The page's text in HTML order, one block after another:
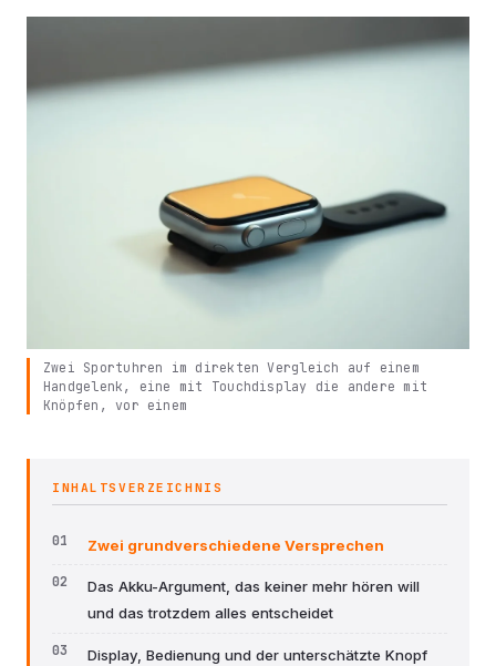
Zwei Sportuhren im direkten Vergleich auf einem
Handgelenk, eine mit Touchdisplay die andere mit
Knöpfen, vor einem
INHALTSVERZEICHNIS
Zwei grundverschiedene Versprechen
Das Akku-Argument, das keiner mehr hören will
und das trotzdem alles entscheidet
Display, Bedienung und der unterschätzte Knopf